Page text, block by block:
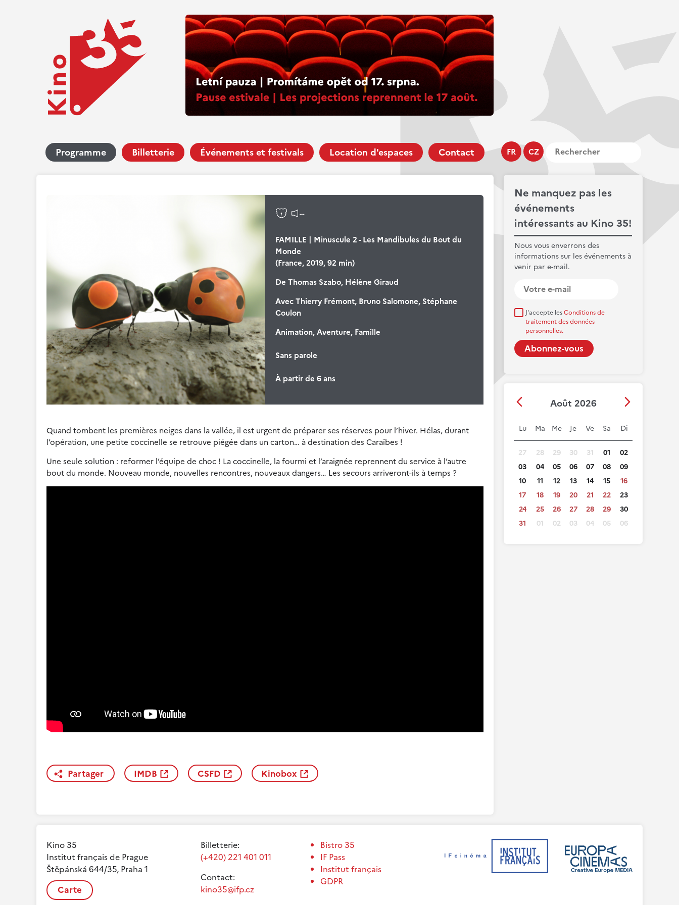
FR CZ
Programme Billetterie Événements et festivals Location d'espaces Contact
Ne manquez pas les
événements
intéressants au Kino 35!
Nous vous enverrons des
informations sur les événements à
venir par e-mail.
J'accepte lesConditions de
traitement des données
personnelles.
Août 2026
Lu Ma Me Je Ve Sa Di
27 28 29 30 31 01
02
03
04 05 06 07 08
09
10
11 12 13 14 15
16
17
18 19 20 21 22
23
24
25 26 27 28 29
30
31
01 02 03 04 05 06
--
FAMILLE | Minuscule 2 - Les Mandibules du Bout du
Monde
(France, 2019, 92 min)
De Thomas Szabo, Hélène Giraud
AvecThierry Frémont, Bruno Salomone, Stéphane
Coulon
Animation, Aventure, Famille
Sans parole
À partir de 6 ans
Quand tombent les premières neiges dans la vallée, il est urgent de préparer ses réserves pour l’hiver. Hélas, durant
l’opération, une petite coccinelle se retrouve piégée dans un carton… à destination des Caraïbes !
Une seule solution : reformer l’équipe de choc ! La coccinelle, la fourmi et l’araignée reprennent du service à l’autre
bout du monde. Nouveau monde, nouvelles rencontres, nouveaux dangers… Les secours arriveront-ils à temps ?
Partager IMDB CSFD Kinobox
Kino 35
Institut français de Prague
Štěpánská 644/35, Praha 1
Carte
Billetterie:
(+420) 221 401 011
Contact:
kino35@ifp.cz
Bistro 35
IF Pass
Institut français
GDPR